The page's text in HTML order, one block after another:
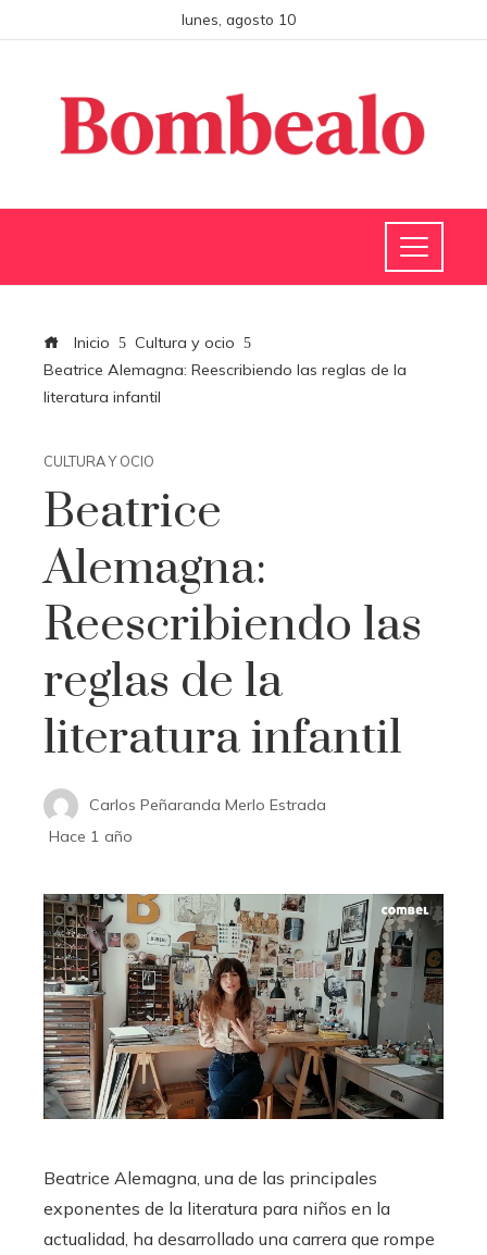
lunes, agosto 10
Inicio
Cultura y ocio
Beatrice Alemagna: Reescribiendo las reglas de la
literatura infantil
CULTURA Y OCIO
Beatrice
Alemagna:
Reescribiendo las
reglas de la
literatura infantil
Carlos Peñaranda Merlo Estrada
Hace 1 año
Beatrice Alemagna, una de las principales
exponentes de la literatura para niños en la
actualidad, ha desarrollado una carrera que rompe